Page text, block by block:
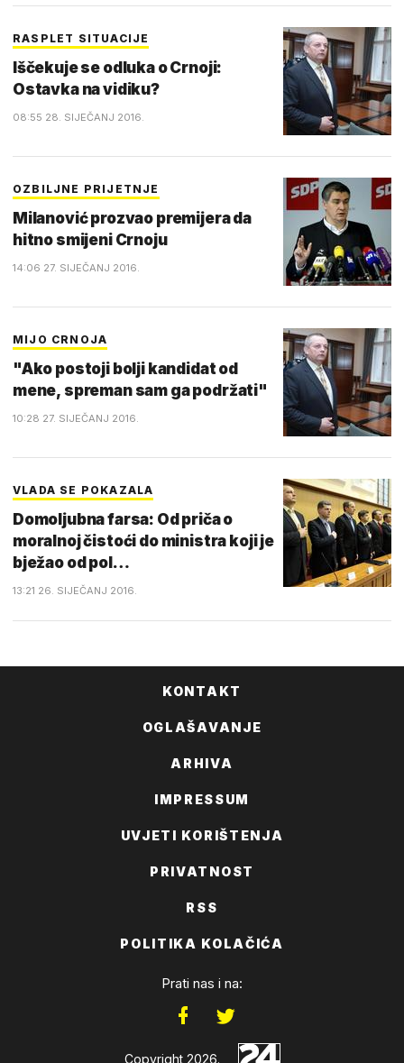
RASPLET SITUACIJE
Iščekuje se odluka o Crnoji:
Ostavka na vidiku?
08:55 28. SIJEČANJ 2016.
OZBILJNE PRIJETNJE
Milanović prozvao premijera da
hitno smijeni Crnoju
14:06 27. SIJEČANJ 2016.
MIJO CRNOJA
"Ako postoji bolji kandidat od
mene, spreman sam ga podržati"
10:28 27. SIJEČANJ 2016.
VLADA SE POKAZALA
Domoljubna farsa: Od priča o
moralnoj čistoći do ministra koji je
bježao od pol…
13:21 26. SIJEČANJ 2016.
KONTAKT
OGLAŠAVANJE
ARHIVA
IMPRESSUM
UVJETI KORIŠTENJA
PRIVATNOST
RSS
POLITIKA KOLAČIĆA
Prati nas i na:
Copyright 2026.